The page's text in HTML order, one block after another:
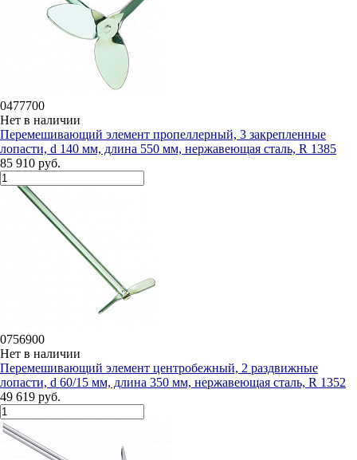
0477700
Нет в наличии
Перемешивающий элемент пропеллерный, 3 закрепленные
лопасти, d 140 мм, длина 550 мм, нержавеющая сталь, R 1385
85 910 руб.
0756900
Нет в наличии
Перемешивающий элемент центробежный, 2 раздвижные
лопасти, d 60/15 мм, длина 350 мм, нержавеющая сталь, R 1352
49 619 руб.